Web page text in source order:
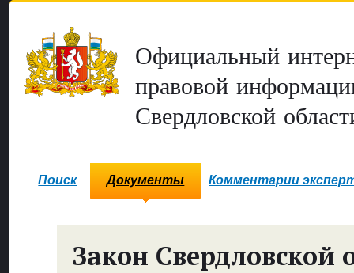
Официальный
правовой
Свердловской
Поиск Документы Комментарии
Закон Свердловской